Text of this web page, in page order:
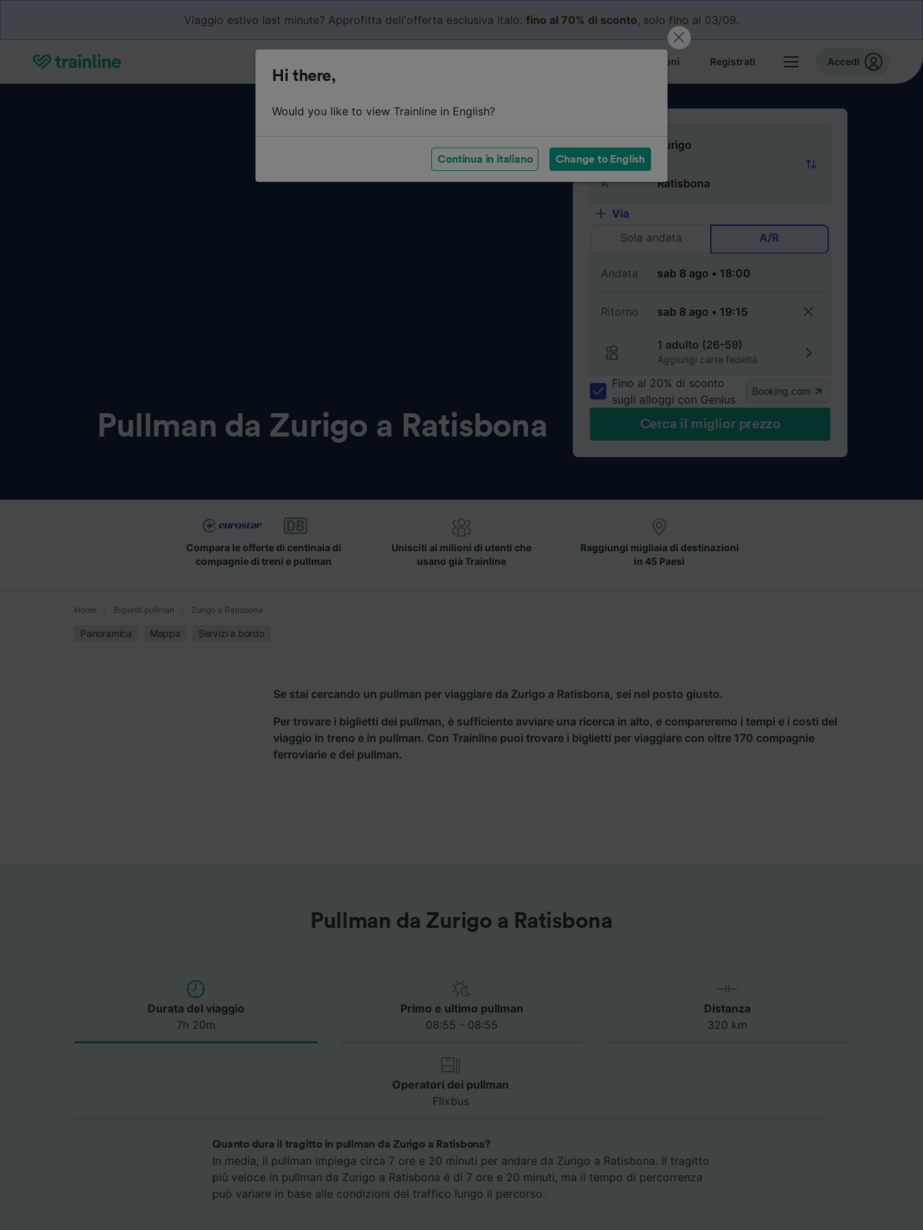
Viaggio estivo last minute? Approfitta dell'offerta esclusiva Italo: fino al 70% di sconto, solo fino al 03/09.
Le mie prenotazioni Registrati Accedi
Pullman da Zurigo a Ratisbona
Da
A
Via
Sola andata
A/R
Andata
Ritorno
1 adulto (26-59)
Aggiungi carte fedeltà
Fino al 20% di sconto
sugli alloggi con Genius
Booking.com
Cerca il miglior prezzo
Compara le offerte di centinaia di
compagnie di treni e pullman
Unisciti ai milioni di utenti che
usano già Trainline
Raggiungi migliaia di destinazioni
in 45 Paesi
Home Biglietti pullman Zurigo a Ratisbona
Panoramica Mappa Servizi a bordo
Se stai cercando un pullman per viaggiare da Zurigo a Ratisbona, sei nel posto giusto.
Per trovare i biglietti dei pullman, è sufficiente avviare una ricerca in alto, e compareremo i tempi e i costi del
viaggio in treno e in pullman. Con Trainline puoi trovare i biglietti per viaggiare con oltre 170 compagnie
ferroviarie e dei pullman.
Pullman da Zurigo a Ratisbona
Durata del viaggio
7h 20m
Primo e ultimo pullman
08:55 - 08:55
Distanza
320 km
Operatori dei pullman
Flixbus
Quanto dura il tragitto in pullman da Zurigo a Ratisbona?
In media, il pullman impiega circa 7 ore e 20 minuti per andare da Zurigo a Ratisbona. Il tragitto
più veloce in pullman da Zurigo a Ratisbona è di 7 ore e 20 minuti, ma il tempo di percorrenza
può variare in base alle condizioni del traffico lungo il percorso.
Hi there,
Would you like to view Trainline in English?
Continua in italiano Change to English